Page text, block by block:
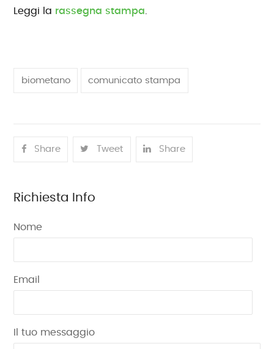
Leggi la rassegna stampa
biometano comunicato stampa
Share Tweet Share
Richiesta Info
Nome
Email
Il tuo messaggio